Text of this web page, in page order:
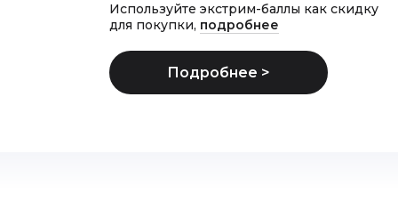
Используйте экстрим-баллы как скидку
для покупки, подробнее